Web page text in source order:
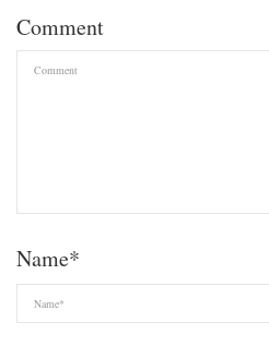
Comment
Name*